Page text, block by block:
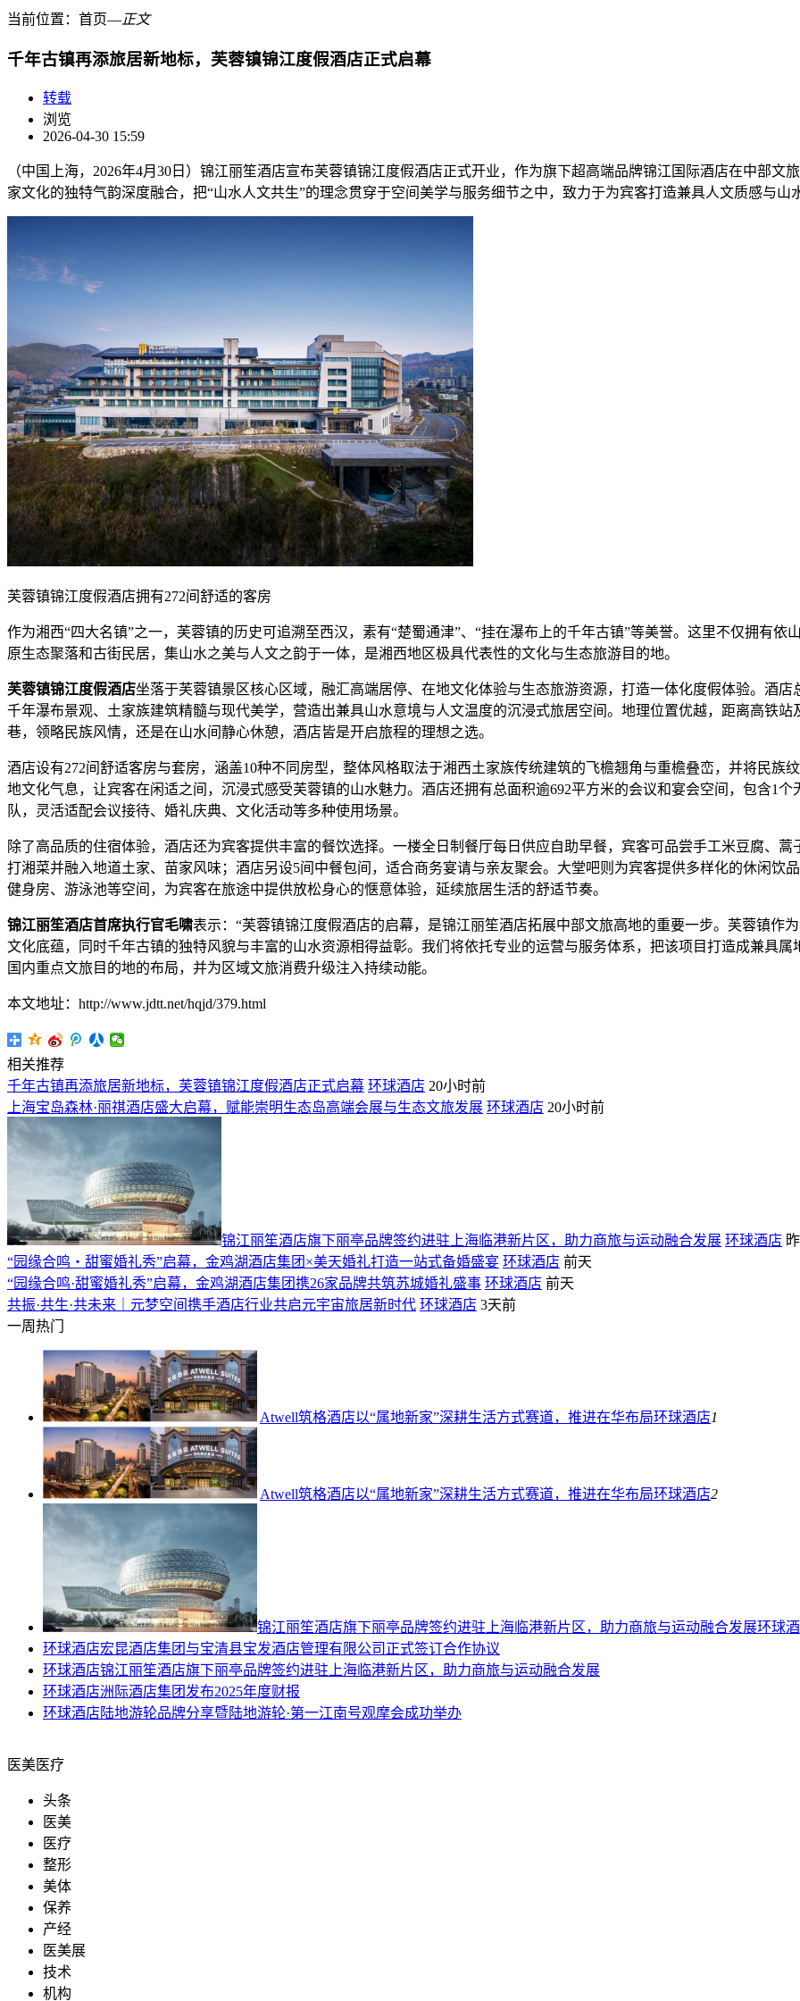
当前位置： 首页―正文
千年古镇再添旅居新地标，芙蓉镇锦江度假酒店正式启幕
转载
浏览
2026-04-30 15:59
（中国上海，2026年4月30日）锦江丽笙酒店宣布芙蓉镇锦江度假酒店正式开业，作为旗下超高端品牌锦江国际酒店在中部
家文化的独特气韵深度融合，把“山水人文共生”的理念贯穿于空间美学与服务细节之中，致力于为宾客打造兼具人文质感与山
​芙蓉镇锦江度假酒店拥有272间舒适的客房
作为湘西“四大名镇”之一，芙蓉镇的历史可追溯至西汉，素有“楚蜀通津”、“挂在瀑布上的千年古镇”等美誉。这里不仅拥有
原生态聚落和古街民居，集山水之美与人文之韵于一体，是湘西地区极具代表性的文化与生态旅游目的地。
芙蓉镇锦江度假酒店坐落于芙蓉镇景区核心区域，融汇高端居停、在地文化体验与生态旅游资源，打造一体化度假体验。酒
千年瀑布景观、土家族建筑精髓与现代美学，营造出兼具山水意境与人文温度的沉浸式旅居空间。地理位置优越，距离高铁
巷，领略民族风情，还是在山水间静心休憩，酒店皆是开启旅程的理想之选。
酒店设有272间舒适客房与套房，涵盖10种不同房型，整体风格取法于湘西土家族传统建筑的飞檐翘角与重檐叠峦，并将民族
地文化气息，让宾客在闲适之间，沉浸式感受芙蓉镇的山水魅力。酒店还拥有总面积逾692平方米的会议和宴会空间，包含1
队，灵活适配会议接待、婚礼庆典、文化活动等多种使用场景。
除了高品质的住宿体验，酒店还为宾客提供丰富的餐饮选择。一楼全日制餐厅每日供应自助早餐，宾客可品尝手工米豆腐、
打湘菜并融入地道土家、苗家风味；酒店另设5间中餐包间，适合商务宴请与亲友聚会。大堂吧则为宾客提供多样化的休闲饮
健身房、游泳池等空间，为宾客在旅途中提供放松身心的惬意体验，延续旅居生活的舒适节奏。
锦江丽笙酒店首席执行官毛啸表示：“芙蓉镇锦江度假酒店的启幕，是锦江丽笙酒店拓展中部文旅高地的重要一步。芙蓉镇作
文化底蕴，同时千年古镇的独特风貌与丰富的山水资源相得益彰。我们将依托专业的运营与服务体系，把该项目打造成兼具
国内重点文旅目的地的布局，并为区域文旅消费升级注入持续动能。
本文地址：http://www.jdtt.net/hqjd/379.html
相关推荐
千年古镇再添旅居新地标，芙蓉镇锦江度假酒店正式启幕 环球酒店 20小时前
上海宝岛森林·丽祺酒店盛大启幕，赋能崇明生态岛高端会展与生态文旅发展 环球酒店 20小时前
​锦江丽笙酒店旗下丽亭品牌签约进驻上海临港新片区，助力商旅与运动融合发展 环球酒店
“园缘合鸣・甜蜜婚礼秀”启幕，金鸡湖酒店集团×美天婚礼打造一站式备婚盛宴 环球酒店 前天
“园缘合鸣·甜蜜婚礼秀”启幕，金鸡湖酒店集团携26家品牌共筑苏城婚礼盛事 环球酒店 前天
共振·共生·共未来｜元梦空间携手酒店行业共启元宇宙旅居新时代 环球酒店 3天前
一周热门
Atwell筑格酒店以“属地新家”深耕生活方式赛道，推进在华布局环球酒店1
Atwell筑格酒店以“属地新家”深耕生活方式赛道，推进在华布局环球酒店2
​锦江丽笙酒店旗下丽亭品牌签约进驻上海临港新片区，助力商旅与运动融合发展环球
环球酒店宏昆酒店集团与宝清县宝发酒店管理有限公司正式签订合作协议
环球酒店​锦江丽笙酒店旗下丽亭品牌签约进驻上海临港新片区，助力商旅与运动融合发展
环球酒店洲际酒店集团发布2025年度财报
环球酒店陆地游轮品牌分享暨陆地游轮·第一江南号观摩会成功举办
医美医疗
头条
医美
医疗
整形
美体
保养
产经
医美展
技术
机构